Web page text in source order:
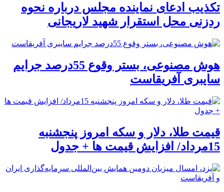
تکذیب ادعای نماینده مجلس درباره نحوه
ردزنی محل استقرار شهید لاریجانی
هوش مصنوعی، بستر وقوع 55درصد جرایم
سایبری آفریقاست
قیمت طلا، دلار و سکه امروز پنجشنبه
15مرداد/ افزایش قیمت ها + جدول